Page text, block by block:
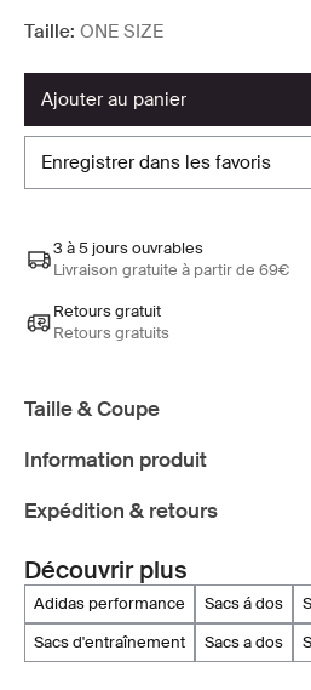
Taille: ONE SIZE
ajouter au panier
enregistrer dans les favoris
3 à 5 jours ouvrables
Livraison gratuite à partir de 69€
Retours gratuit
Retours gratuits
Taille & Coupe
Information produit
Expédition & retours
Découvrir plus
adidas performance sacs á dos
sacs d'entraînement
sacs a dos